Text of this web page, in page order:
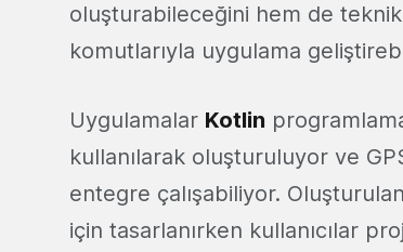
oluşturabileceğini hem de teknik
komutlarıyla uygulama
Uygulamalar Kotlin
kullanılarak oluşturuluyor ve
entegre çalışabiliyor.
için tasarlanırken kullanıcılar